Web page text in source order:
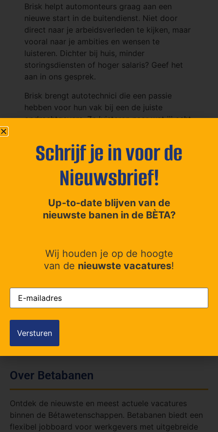
Brisk helpt automonteurs graag aan een
nieuwe start in de buitendienst. Niet door
direct naar je arbeidsverleden te kijken, maar
vooral naar je ambities en wensen te
luisteren. Dichter bij huis, minder
storingsdiensten of hoger salaris? Geef het
aan in ons gesprek.
Brisk brengt autotechnici die een passie
hebben voor hun vak bij een de juiste
opdrachtgevers. Ze luisteren naar wat jij echt
functies in de autotechniek: aan speciale
voertuigen; heftrucks of hybirde autos. Geef
zelf aan waar je voorkeur naar uit gaat. We
hebben vacatures op verschillende locaties in
LinkedIn Twitter
Over Betabanen
Ontdek de nieuwste en meest actuele vacatures
binnen de Bétawetenschappen. Betabanen biedt een
flexibel jobboard voor werkgevers met uitgebreide
Schrijf je in voor de
Nieuwsbrief!
Up-to-date blijven van de
nieuwste banen in de BÈTA?
Wij houden je op de hoogte
van de nieuwste vacatures!
E-
mailadres(Vereist)